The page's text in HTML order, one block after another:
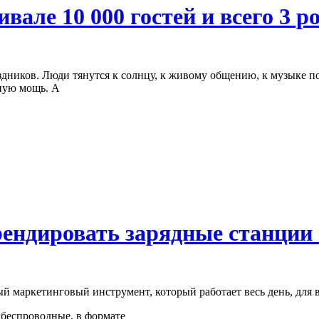
10 000 гостей и всего 3
Люди тянутся к солнцу, к живому общению, к музыке
мощь. А
зарядные
инструмент, который работает весь день, для
в формате